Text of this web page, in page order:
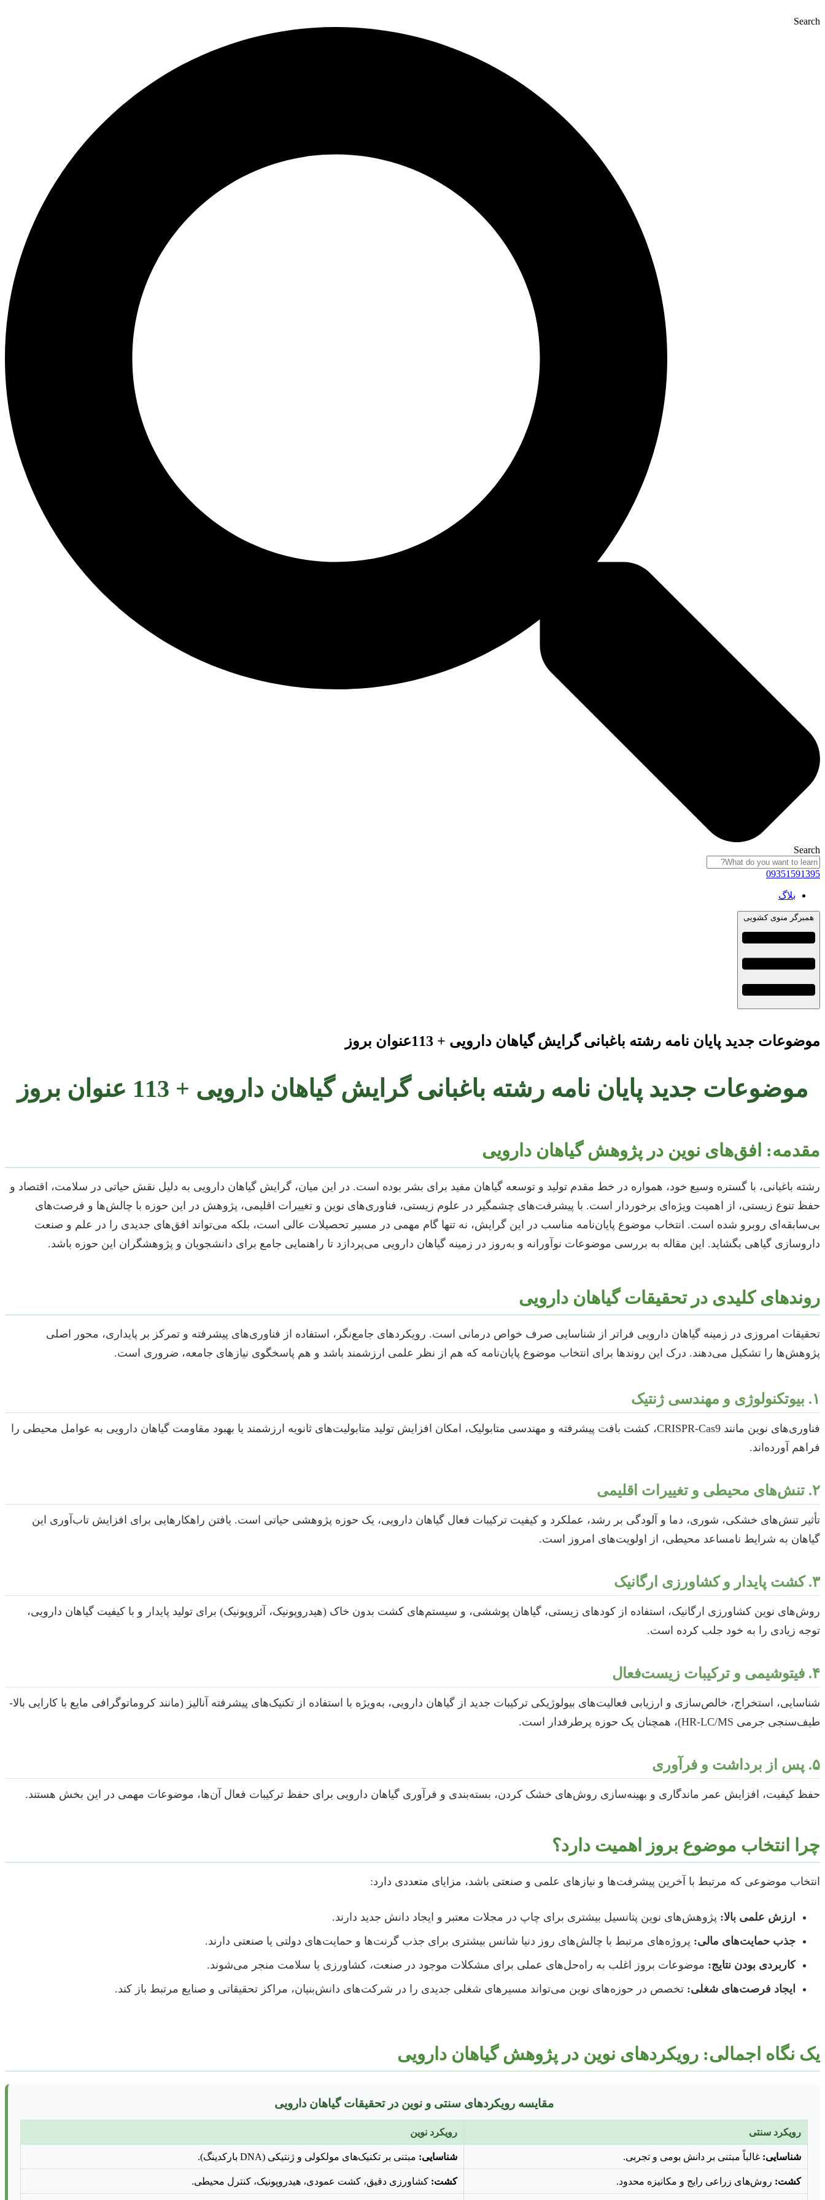
Search
Search
09351591395
بلاگ
همبرگر منوی کشویی
موضوعات جدید پایان نامه رشته باغبانی گرایش گیاهان دارویی + 113عنوان بروز
موضوعات جدید پایان نامه رشته باغبانی گرایش گیاهان دارویی + 113 عنوان بروز
مقدمه: افق‌های نوین در پژوهش گیاهان دارویی
رشته باغبانی، با گستره وسیع خود، همواره در خط مقدم تولید و توسعه گیاهان مفید برای بشر بوده است. در این میان، گرایش گیاهان دارویی به دلیل نقش حیاتی در سلامت، اقتصاد و
حفظ تنوع زیستی، از اهمیت ویژه‌ای برخوردار است. با پیشرفت‌های چشمگیر در علوم زیستی، فناوری‌های نوین و تغییرات اقلیمی، پژوهش در این حوزه با چالش‌ها و فرصت‌های
بی‌سابقه‌ای روبرو شده است. انتخاب موضوع پایان‌نامه مناسب در این گرایش، نه تنها گام مهمی در مسیر تحصیلات عالی است، بلکه می‌تواند افق‌های جدیدی را در علم و صنعت
داروسازی گیاهی بگشاید. این مقاله به بررسی موضوعات نوآورانه و به‌روز در زمینه گیاهان دارویی می‌پردازد تا راهنمایی جامع برای دانشجویان و پژوهشگران این حوزه باشد.
روندهای کلیدی در تحقیقات گیاهان دارویی
تحقیقات امروزی در زمینه گیاهان دارویی فراتر از شناسایی صرف خواص درمانی است. رویکردهای جامع‌نگر، استفاده از فناوری‌های پیشرفته و تمرکز بر پایداری، محور اصلی
پژوهش‌ها را تشکیل می‌دهند. درک این روندها برای انتخاب موضوع پایان‌نامه که هم از نظر علمی ارزشمند باشد و هم پاسخگوی نیازهای جامعه، ضروری است.
۱. بیوتکنولوژی و مهندسی ژنتیک
فناوری‌های نوین مانند CRISPR-Cas9، کشت بافت پیشرفته و مهندسی متابولیک، امکان افزایش تولید متابولیت‌های ثانویه ارزشمند یا بهبود مقاومت گیاهان دارویی به عوامل محیطی را
فراهم آورده‌اند.
۲. تنش‌های محیطی و تغییرات اقلیمی
تأثیر تنش‌های خشکی، شوری، دما و آلودگی بر رشد، عملکرد و کیفیت ترکیبات فعال گیاهان دارویی، یک حوزه پژوهشی حیاتی است. یافتن راهکارهایی برای افزایش تاب‌آوری این
گیاهان به شرایط نامساعد محیطی، از اولویت‌های امروز است.
۳. کشت پایدار و کشاورزی ارگانیک
روش‌های نوین کشاورزی ارگانیک، استفاده از کودهای زیستی، گیاهان پوششی، و سیستم‌های کشت بدون خاک (هیدروپونیک، آئروپونیک) برای تولید پایدار و با کیفیت گیاهان دارویی،
توجه زیادی را به خود جلب کرده است.
۴. فیتوشیمی و ترکیبات زیست‌فعال
شناسایی، استخراج، خالص‌سازی و ارزیابی فعالیت‌های بیولوژیکی ترکیبات جدید از گیاهان دارویی، به‌ویژه با استفاده از تکنیک‌های پیشرفته آنالیز (مانند کروماتوگرافی مایع با کارایی بالا-
طیف‌سنجی جرمی HR-LC/MS)، همچنان یک حوزه پرطرفدار است.
۵. پس از برداشت و فرآوری
حفظ کیفیت، افزایش عمر ماندگاری و بهینه‌سازی روش‌های خشک کردن، بسته‌بندی و فرآوری گیاهان دارویی برای حفظ ترکیبات فعال آن‌ها، موضوعات مهمی در این بخش هستند.
چرا انتخاب موضوع بروز اهمیت دارد؟
انتخاب موضوعی که مرتبط با آخرین پیشرفت‌ها و نیازهای علمی و صنعتی باشد، مزایای متعددی دارد:
ارزش علمی بالا: پژوهش‌های نوین پتانسیل بیشتری برای چاپ در مجلات معتبر و ایجاد دانش جدید دارند.
جذب حمایت‌های مالی: پروژه‌های مرتبط با چالش‌های روز دنیا شانس بیشتری برای جذب گرنت‌ها و حمایت‌های دولتی یا صنعتی دارند.
کاربردی بودن نتایج: موضوعات بروز اغلب به راه‌حل‌های عملی برای مشکلات موجود در صنعت، کشاورزی یا سلامت منجر می‌شوند.
ایجاد فرصت‌های شغلی: تخصص در حوزه‌های نوین می‌تواند مسیرهای شغلی جدیدی را در شرکت‌های دانش‌بنیان، مراکز تحقیقاتی و صنایع مرتبط باز کند.
یک نگاه اجمالی: رویکردهای نوین در پژوهش گیاهان دارویی
مقایسه رویکردهای سنتی و نوین در تحقیقات گیاهان دارویی
رویکرد سنتی رویکرد نوین
شناسایی: غالباً مبتنی بر دانش بومی و تجربی. شناسایی: مبتنی بر تکنیک‌های مولکولی و ژنتیکی (DNA بارکدینگ).
کشت: روش‌های زراعی رایج و مکانیزه محدود. کشت: کشاورزی دقیق، کشت عمودی، هیدروپونیک، کنترل محیطی.